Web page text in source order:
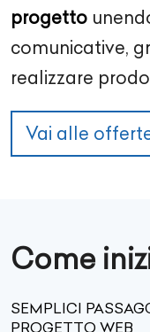
progetto
comunicative,
realizzare
Vai alle
Come
SEMPLICI
PROGETTO WEB